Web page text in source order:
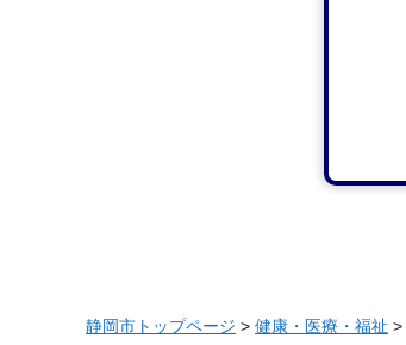
静岡市トップページ > 健康・医療・福祉 >